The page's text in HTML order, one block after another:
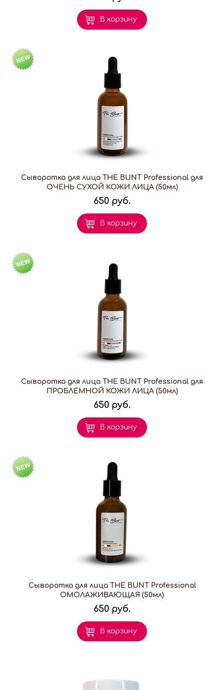
В корзину
Сыворотка для лица THE BUNT Professional для
ОЧЕНЬ СУХОЙ КОЖИ ЛИЦА (50мл)
650 руб.
В корзину
Сыворотка для лица THE BUNT Professional для
ПРОБЛЕМНОЙ КОЖИ ЛИЦА (50мл)
650 руб.
В корзину
Сыворотка для лица THE BUNT Professional
ОМОЛАЖИВАЮЩАЯ (50мл)
650 руб.
В корзину